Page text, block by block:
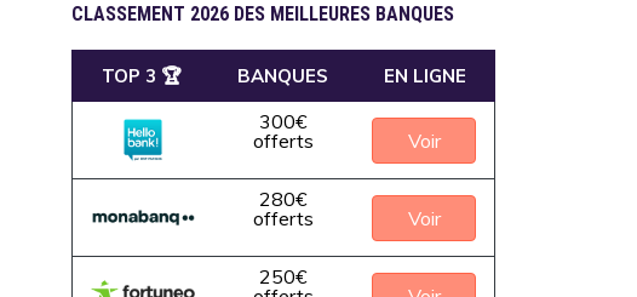
CLASSEMENT 2026 DES MEILLEURES BANQUES
TOP 3 🏆 BANQUES EN LIGNE
300€
offerts
Voir
280€
offerts
Voir
250€